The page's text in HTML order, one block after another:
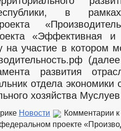
в
«Эффективная
на участие в котором
развития
отдела экономики
хозяйства
Новости Комментарии
проекте